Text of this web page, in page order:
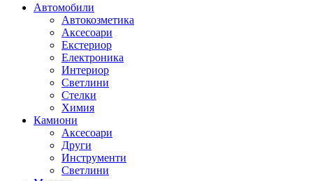
Автомобили
Автокозметика
Аксесоари
Екстериор
Електроника
Интериор
Светлини
Стелки
Химия
Камиони
Аксесоари
Други
Инструменти
Светлини